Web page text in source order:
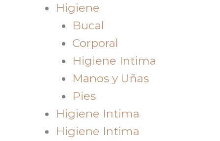
Higiene
Bucal
Corporal
Higiene Intima
Manos y Uñas
Pies
Higiene Intima
Higiene Intima